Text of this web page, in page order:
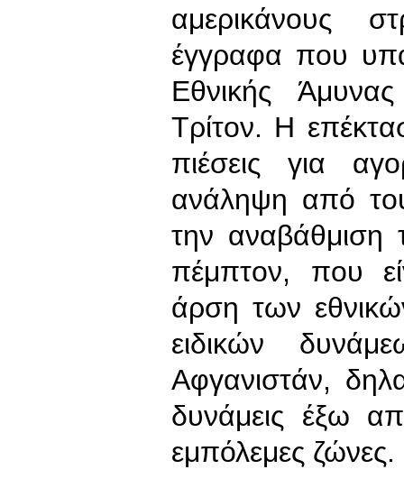
αμερικάνους
έγγραφα που
Εθνικής
Τρίτον. Η
πιέσεις για
ανάληψη από
την
πέμπτον, που
άρση των
ειδικών
Αφγανιστάν,
δυνάμεις έξω
εμπόλεμες ζώνες.